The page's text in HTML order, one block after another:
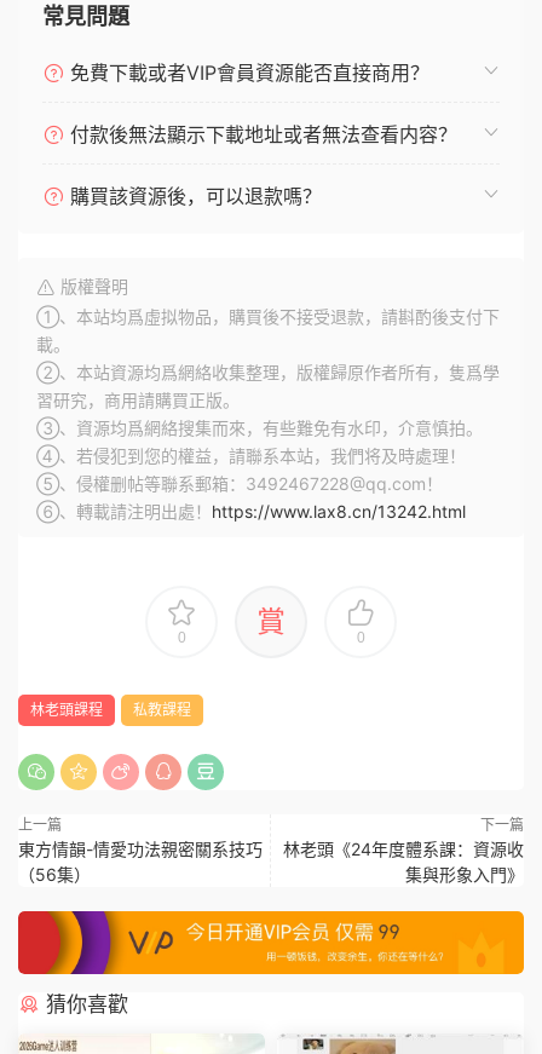
常見問題
免費下載或者VIP會員資源能否直接商用？
付款後無法顯示下載地址或者無法查看内容？
購買該資源後，可以退款嗎？
版權聲明
①、本站均爲虛拟物品，購買後不接受退款，請斟酌後支付下
載。
②、本站資源均爲網絡收集整理，版權歸原作者所有，隻爲學
習研究，商用請購買正版。
③、資源均爲網絡搜集而來，有些難免有水印，介意慎拍。
④、若侵犯到您的權益，請聯系本站，我們将及時處理！
⑤、侵權删帖等聯系郵箱：3492467228@qq.com！
⑥、轉載請注明出處！ https://www.lax8.cn/13242.html
0 賞 0
林老頭課程 私教課程
上一篇
東方情韻-情愛功法親密關系技巧
（56集）
下一篇
林老頭《24年度體系課：資源收
集與形象入門》
猜你喜歡